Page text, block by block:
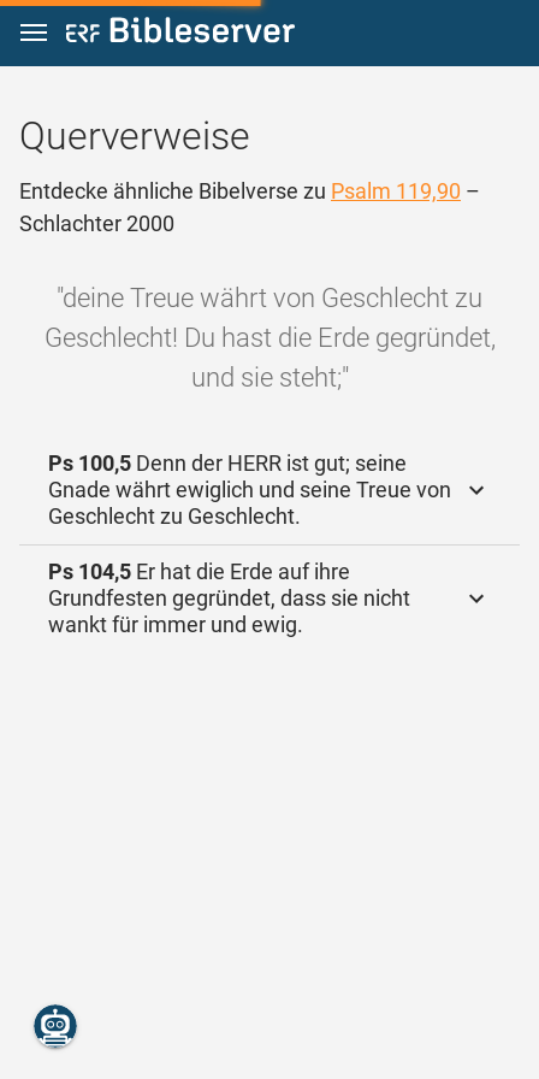
Zum Inhalt springen
Querverweise
Entdecke ähnliche Bibelverse zu Psalm 119,90 –
Schlachter 2000
"deine Treue währt von Geschlecht zu
Geschlecht! Du hast die Erde gegründet,
und sie steht;"
Ps 100,5 Denn der HERR ist gut; seine
Gnade währt ewiglich und seine Treue von
Geschlecht zu Geschlecht.
Ps 104,5 Er hat die Erde auf ihre
Grundfesten gegründet, dass sie nicht
wankt für immer und ewig.